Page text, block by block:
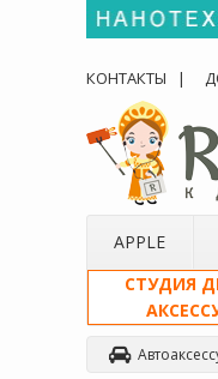
КОНТАКТЫ
APPLE
СТУДИЯ